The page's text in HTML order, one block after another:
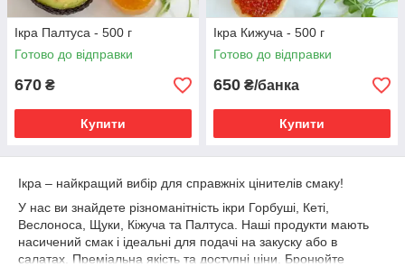
Ікра Палтуса - 500 г
Готово до відправки
670 ₴
Купити
Ікра Кижуча - 500 г
Готово до відправки
650 ₴/банка
Купити
Ікра – найкращий вибір для справжніх цінителів смаку!
У нас ви знайдете різноманітність ікри Горбуші, Кеті,
Веслоноса, Щуки, Кіжуча та Палтуса. Наші продукти мають
насичений смак і ідеальні для подачі на закуску або в
салатах. Преміальна якість та доступні ціни. Бронюйте